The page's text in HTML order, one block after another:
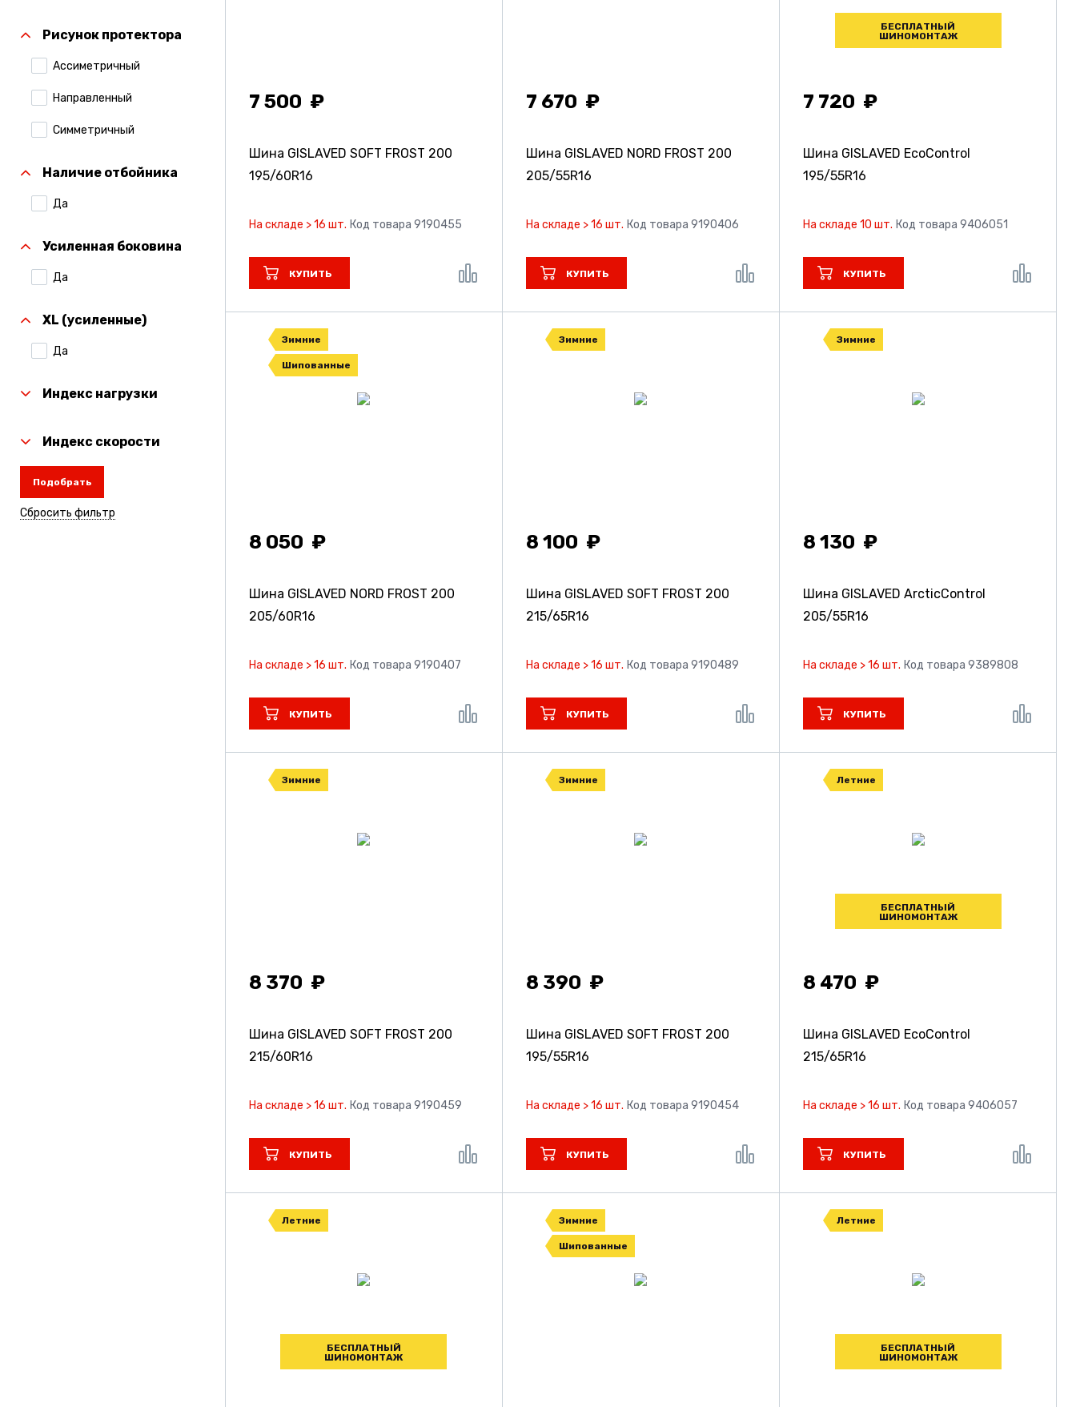
Gislaved
Gripmax
Kumho
Laufenn
Linglong
Nitto
Rauffan
Рисунок протектора
Ассиметричный
Направленный
Симметричный
Наличие отбойника
Да
Усиленная боковина
Да
XL (усиленные)
Да
Индекс нагрузки
Индекс скорости
Подобрать
Сбросить фильтр
7 500
Шина GISLAVED SOFT FROST 200
195/60R16
На складе > 16 шт. Код товара 9190455
КУПИТЬ
7 670
Шина GISLAVED NORD FROST 200
205/55R16
На складе > 16 шт. Код товара 9190406
КУПИТЬ
БЕСПЛАТНЫЙ
ШИНОМОНТАЖ
7 720
Шина GISLAVED EcoControl
195/55R16
На складе 10 шт. Код товара 9406051
КУПИТЬ
Зимние
Шипованные
8 050
Шина GISLAVED NORD FROST 200
205/60R16
На складе > 16 шт. Код товара 9190407
КУПИТЬ
Зимние
8 100
Шина GISLAVED SOFT FROST 200
215/65R16
На складе > 16 шт. Код товара 9190489
КУПИТЬ
Зимние
8 130
Шина GISLAVED ArcticControl
205/55R16
На складе > 16 шт. Код товара 9389808
КУПИТЬ
Зимние
8 370
Шина GISLAVED SOFT FROST 200
215/60R16
На складе > 16 шт. Код товара 9190459
КУПИТЬ
Зимние
8 390
Шина GISLAVED SOFT FROST 200
195/55R16
На складе > 16 шт. Код товара 9190454
КУПИТЬ
Летние
БЕСПЛАТНЫЙ
ШИНОМОНТАЖ
8 470
Шина GISLAVED EcoControl
215/65R16
На складе > 16 шт. Код товара 9406057
КУПИТЬ
Летние
БЕСПЛАТНЫЙ
ШИНОМОНТАЖ
Зимние
Шипованные
Летние
БЕСПЛАТНЫЙ
ШИНОМОНТАЖ